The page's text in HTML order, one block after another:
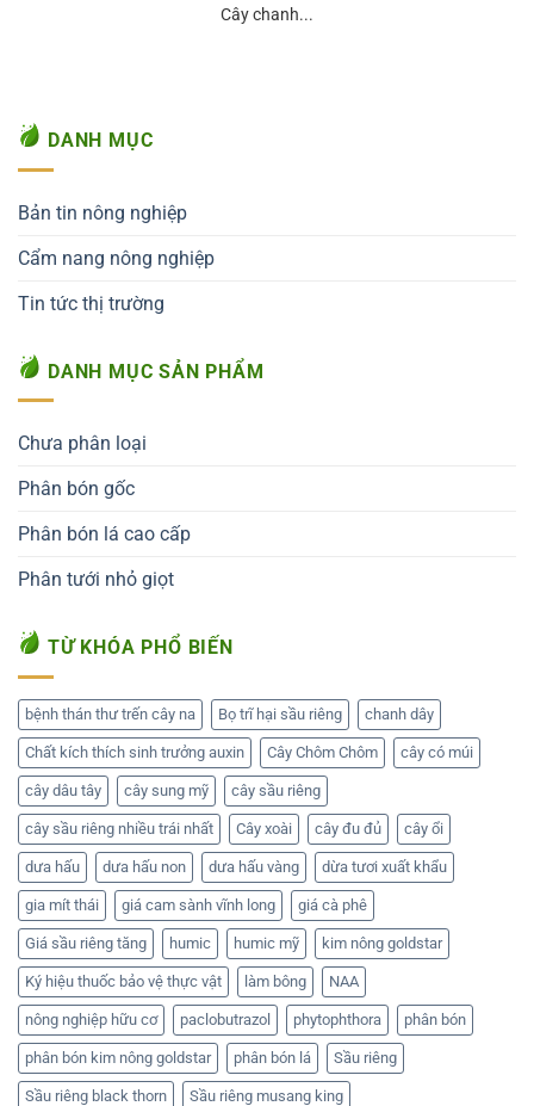
Cây chanh...
DANH MỤC
Bản tin nông nghiệp
Cẩm nang nông nghiệp
Tin tức thị trường
DANH MỤC SẢN PHẨM
Chưa phân loại
Phân bón gốc
Phân bón lá cao cấp
Phân tưới nhỏ giọt
TỪ KHÓA PHỔ BIẾN
bệnh thán thư trến cây na Bọ trĩ hại sầu riêng chanh dây
Chất kích thích sinh trưởng auxin Cây Chôm Chôm cây có múi
cây dâu tây cây sung mỹ cây sầu riêng
cây sầu riêng nhiều trái nhất Cây xoài cây đu đủ cây ổi
dưa hấu dưa hấu non dưa hấu vàng dừa tươi xuất khẩu
gia mít thái giá cam sành vĩnh long giá cà phê
Giá sầu riêng tăng humic humic mỹ kim nông goldstar
Ký hiệu thuốc bảo vệ thực vật làm bông NAA
nông nghiệp hữu cơ paclobutrazol phytophthora phân bón
phân bón kim nông goldstar phân bón lá Sầu riêng
Sầu riêng black thorn Sầu riêng musang king